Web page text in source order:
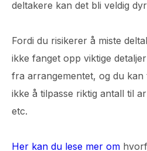
deltakere kan det bli veldig
Fordi du risikerer å miste
ikke fanget opp viktige
fra arrangementet, og du
ikke å tilpasse riktig antall til
etc.
Her kan du lese mer om